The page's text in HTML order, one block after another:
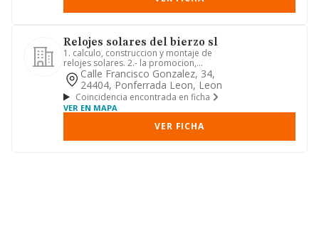
Relojes solares del bierzo sl
1. calculo, construccion y montaje de
relojes solares. 2.- la promocion,
construccion, compra, vent...
Calle Francisco Gonzalez, 34,
24404, Ponferrada Leon, Leon
Coincidencia encontrada en ficha
VER EN MAPA
VER FICHA